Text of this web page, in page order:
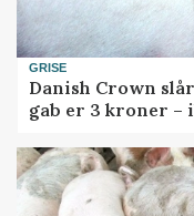
GRISE
Danish Crown
gab er 3 kroner –